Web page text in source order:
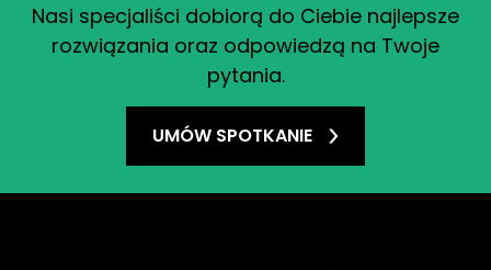
Nasi specjaliści dobiorą do Ciebie najlepsze
rozwiązania oraz odpowiedzą na Twoje
pytania.
UMÓW SPOTKANIE